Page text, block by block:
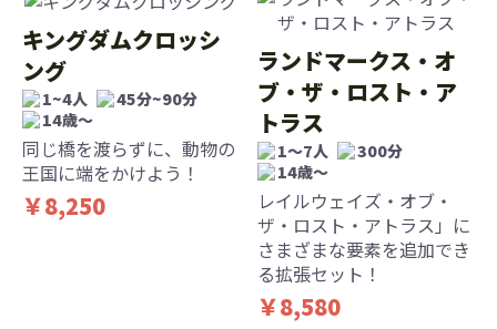
キングダムクロッシ
ング
1~4人
45分~90分
14歳〜
同じ橋を渡らずに、動物の
王国に端をかけよう！
￥8,250
ランドマークス・オ
ブ・ザ・ロスト・ア
トラス
1〜7人
300分
14歳〜
レイルウェイズ・オブ・
ザ・ロスト・アトラス」に
さまざまな要素を追加でき
る拡張セット！
￥8,580